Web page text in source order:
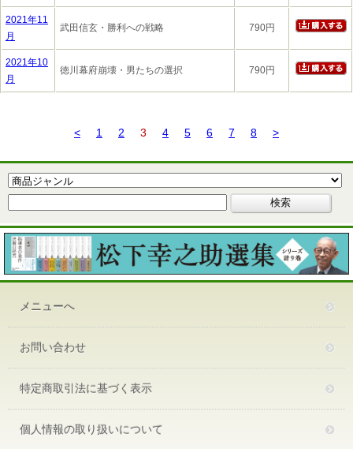
2021年11
月
武田信玄・勝利への戦略 790円
2021年10
月
徳川幕府崩壊・男たちの選択 790円
< 1 2 3 4 5 6 7 8 >
メニューへ
お問い合わせ
特定商取引法に基づく表示
個人情報の取り扱いについて